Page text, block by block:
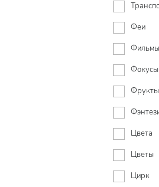
Феи
Фильмы
Фокусы
Фрукты
Цвета
Цветы
Цирк